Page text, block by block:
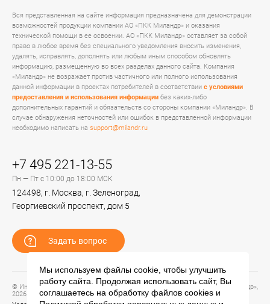
Вся представленная на сайте информация предназначена для демонстрации
возможностей продукции компании АО «ПКК Миландр» и оказания
технической помощи в ее освоении. АО «ПКК Миландр» оставляет за собой
право в любое время без специального уведомления вносить изменения,
удалять, исправлять, дополнять или любым иным способом обновлять
информацию, размещенную во всех разделах данного сайта. Компания
«Миландр» не возражает против частичного или полного использования
данной информации в проектах потребителей в соответствии с условиями
предоставления и использования информации без каких-либо
дополнительных гарантий и обязательств со стороны компании «Миландр». В
случае обнаружения неточностей или ошибок в представленной информации
необходимо написать на support@milandr.ru
+7 495 221-13-55
Пн — Пт с 10:00 до 18:00 МСК
124498, г. Москва, г. Зеленоград,
Георгиевский проспект, дом 5
Задать вопрос
© Информационный портал технической поддержки ЦП ИС АО «ПКК Миландр»,
2026
Мы используем файлы cookie, чтобы улучшить
работу сайта. Продолжая использовать сайт, Вы
соглашаетесь на обработку файлов cookies и